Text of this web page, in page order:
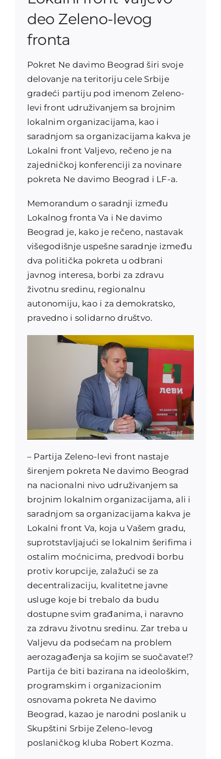
deo Zeleno-levog
fronta
Pokret Ne davimo Beograd širi svoje
delovanje na teritoriju cele Srbije
gradeći partiju pod imenom Zeleno-
levi front udruživanjem sa brojnim
lokalnim organizacijama, kao i
saradnjom sa organizacijama kakva je
Lokalni front Valjevo, rečeno je na
zajedničkoj konferenciji za novinare
pokreta Ne davimo Beograd i LF-a.
Memorandum o saradnji između
Lokalnog fronta Va i Ne davimo
Beograd je, kako je rečeno, nastavak
višegodišnje uspešne saradnje između
dva politička pokreta u odbrani
javnog interesa, borbi za zdravu
životnu sredinu, regionalnu
autonomiju, kao i za demokratsko,
pravedno i solidarno društvo.
– Partija Zeleno-levi front nastaje
širenjem pokreta Ne davimo Beograd
na nacionalni nivo udruživanjem sa
brojnim lokalnim organizacijama, ali i
saradnjom sa organizacijama kakva je
Lokalni front Va, koja u Vašem gradu,
suprotstavljajući se lokalnim šerifima i
ostalim moćnicima, predvodi borbu
protiv korupcije, zalažući se za
decentralizaciju, kvalitetne javne
usluge koje bi trebalo da budu
dostupne svim građanima, i naravno
za zdravu životnu sredinu. Zar treba u
Valjevu da podsećam na problem
aerozagađenja sa kojim se suočavate!?
Partija će biti bazirana na ideološkim,
programskim i organizacionim
osnovama pokreta Ne davimo
Beograd, kazao je narodni poslanik u
Skupštini Srbije Zeleno-levog
poslaničkog kluba Robert Kozma.